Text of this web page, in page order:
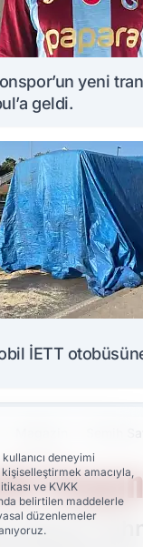
yeni
geldi.
İETT
Semih
bilardo
deneyimi
amacıyla,
ve KVKK
belirtilen maddelerle
düzenlemeler